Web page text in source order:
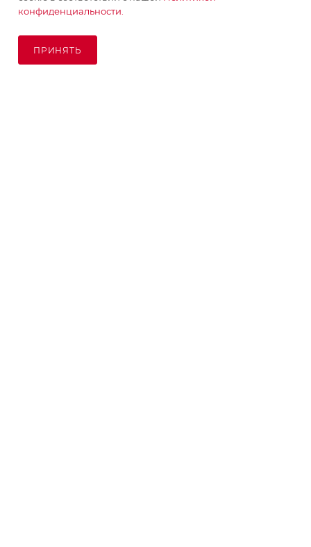
конфиденциальности.
ПРИНЯТЬ